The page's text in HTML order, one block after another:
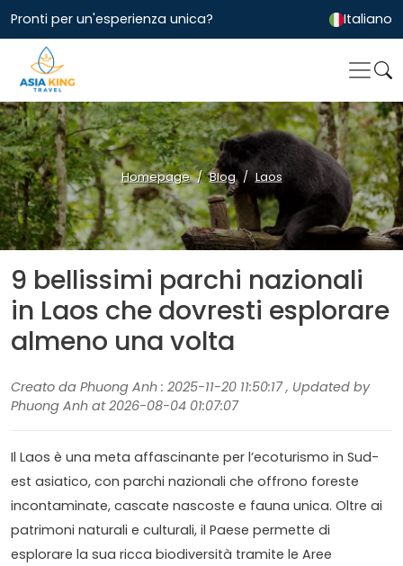
Pronti per un'esperienza unica? Italiano
Homepage Blog Laos
9 bellissimi parchi nazionali
in Laos che dovresti esplorare
almeno una volta
Creato da Phuong Anh : 2025-11-20 11:50:17 , Updated by
Phuong Anh at 2026-08-04 01:07:07
Il Laos è una meta affascinante per l’ecoturismo in Sud-
est asiatico, con parchi nazionali che offrono foreste
incontaminate, cascate nascoste e fauna unica. Oltre ai
patrimoni naturali e culturali, il Paese permette di
esplorare la sua ricca biodiversità tramite le Aree